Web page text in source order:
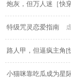
炮灰，但万人迷［快穿
特级咒灵恋爱指南
路人甲，但逼疯主角[
小猫咪靠吃瓜成为星